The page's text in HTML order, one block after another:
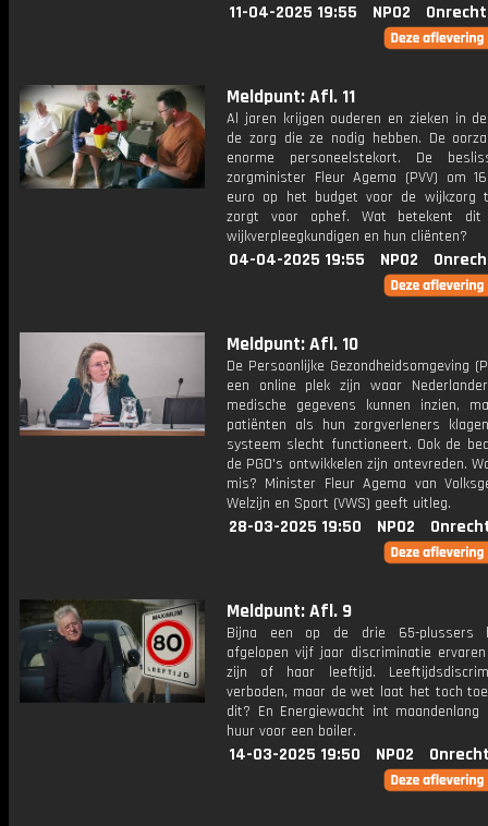
11-04-2025 19:55 NPO2
Meldpunt: Afl. 11
Al jaren krijgen ouderen en zieken in
de zorg die ze nodig hebben. De
enorme personeelstekort. De
zorgminister Fleur Agema (PVV) om
euro op het budget voor de wijkzorg
zorgt voor ophef. Wat betekent
wijkverpleegkundigen en hun cliënten?
04-04-2025 19:55 NPO2
Meldpunt: Afl. 10
De Persoonlijke Gezondheidsomgeving
een online plek zijn waar
medische gegevens kunnen inzien,
patiënten als hun zorgverleners
systeem slecht functioneert. Ook de
de PGO's ontwikkelen zijn ontevreden.
mis? Minister Fleur Agema van
Welzijn en Sport (VWS) geeft uitleg.
28-03-2025 19:50 NPO2
Meldpunt: Afl. 9
Bijna een op de drie 65-plussers
afgelopen vijf jaar discriminatie
zijn of haar leeftijd.
verboden, maar de wet laat het toch
dit? En Energiewacht int maandenlang
huur voor een boiler.
14-03-2025 19:50 NPO2